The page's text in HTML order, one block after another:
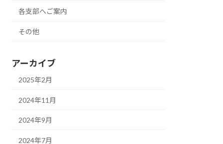
各支部へご案内
その他
アーカイブ
2025年2月
2024年11月
2024年9月
2024年7月